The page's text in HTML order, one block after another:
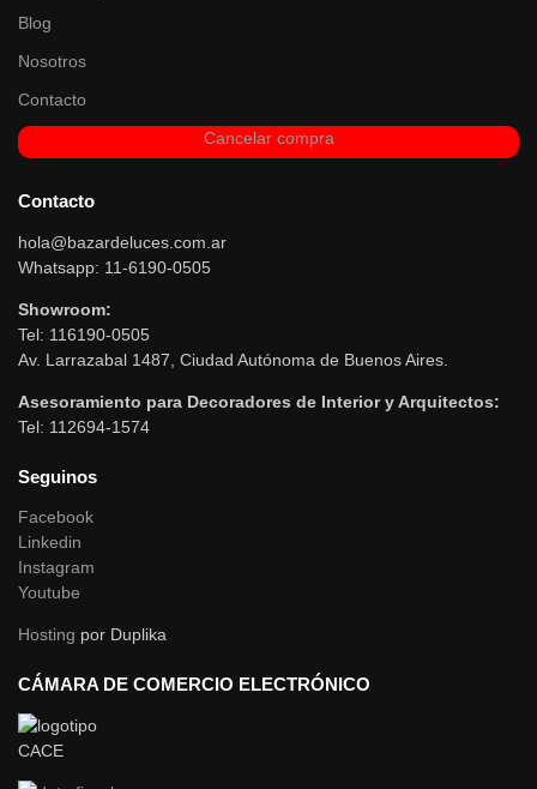
Blog
Nosotros
Contacto
Cancelar compra
Contacto
hola@bazardeluces.com.ar
Whatsapp: 11-6190-0505
Showroom:
Tel: 116190-0505
Av. Larrazabal 1487, Ciudad Autónoma de Buenos Aires.
Asesoramiento para Decoradores de Interior y Arquitectos:
Tel: 112694-1574
Seguinos
Facebook
Linkedin
Instagram
Youtube
Hosting por Duplika
CÁMARA DE COMERCIO ELECTRÓNICO